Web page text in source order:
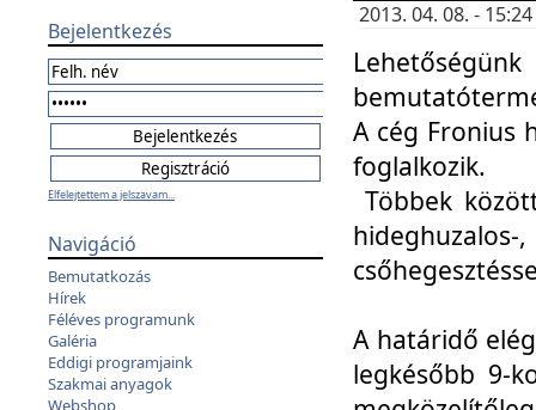
Bejelentkezés
Elfelejtettem a jelszavam...
Navigáció
Bemutatkozás
Hírek
Féléves programunk
Galéria
Eddigi programjaink
Szakmai anyagok
Webshop
2013. 04. 08. -
A cég Fronius
foglalkozik.
Többek
A határidő
legkésőbb 9-